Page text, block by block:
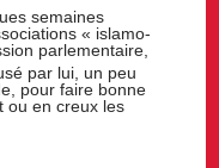
semaines
« islamo-
parlementaire,
par lui, un peu
pour faire bonne
ou en creux les